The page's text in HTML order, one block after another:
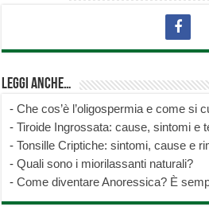
Leggi anche…
-Che cos’è l’oligospermia e come si
-Tiroide Ingrossata: cause, sintomi e
-Tonsille Criptiche: sintomi, cause e
-Quali sono i miorilassanti naturali?
-Come diventare Anoressica? È